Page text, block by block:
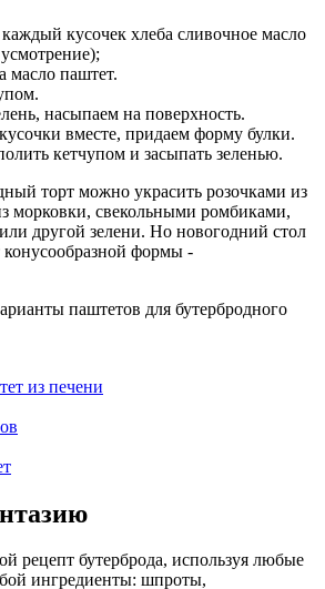
кусочек хлеба сливочное масло
масло паштет.
насыпаем на поверхность.
вместе, придаем форму булки.
кетчупом и засыпать зеленью.
торт можно украсить розочками из
морковки, свекольными ромбиками,
другой зелени. Но новогодний стол
формы -
паштетов для бутербродного
из печени
рецепт бутерброда, используя любые
ингредиенты: шпроты,